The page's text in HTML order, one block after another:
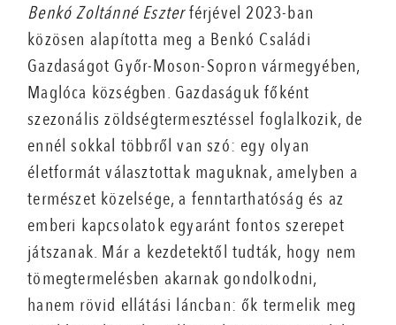
Benkó Zoltánné Eszterférjével 2023-ban
közösen alapította meg a Benkó Családi
Gazdaságot Győr-Moson-­Sopron vármegyében,
Maglóca községben. Gazdaságuk főként
szezonális zöldségtermesztéssel foglalkozik, de
ennél sokkal többről van szó: egy olyan
életformát választottak maguknak, amelyben a
természet közelsége, a fenntarthatóság és az
emberi kapcsolatok egyaránt fontos szerepet
játszanak. Már a kezdetektől tudták, hogy nem
tömegtermelésben akarnak gondolkodni,
hanem rövid ellátási láncban: ők termelik meg